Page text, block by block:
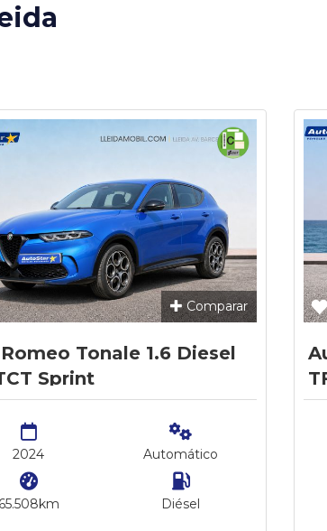
Comparar
Tonale 1.6 Diesel
Sprint
2024
65.508km
Automático
Diésel